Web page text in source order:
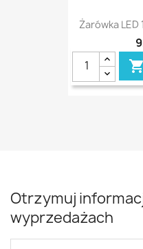
Żarówka

Otrzymuj
wyprzedażach